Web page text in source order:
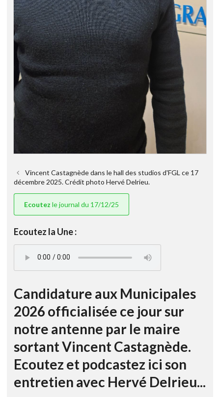
Vincent Castagnède dans le hall des studios d'FGL ce 17
décembre 2025. Crédit photo Hervé Delrieu.
Ecoutez le journal du 17/12/25
Ecoutez la Une :
Candidature aux Municipales
2026 officialisée ce jour sur
notre antenne par le maire
sortant Vincent Castagnède.
Ecoutez et podcastez ici son
entretien avec Hervé Delrieu...